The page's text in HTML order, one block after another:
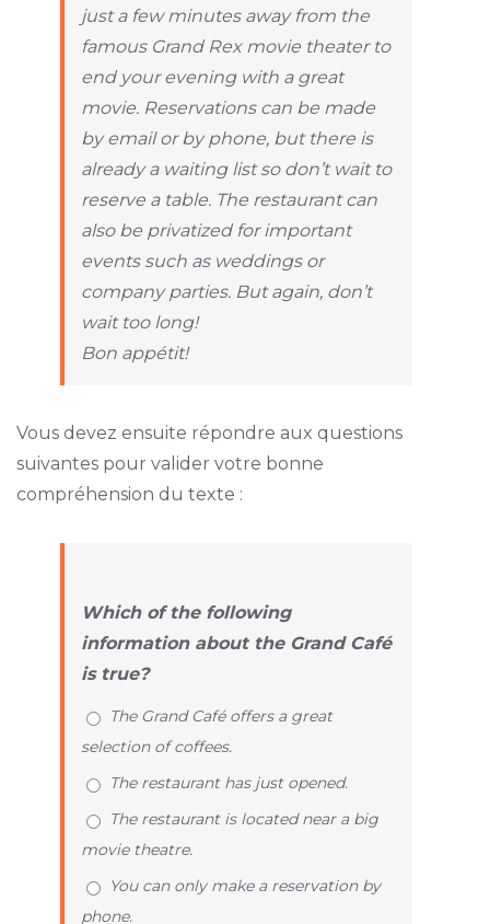
just a few minutes away from the
famous Grand Rex movie theater to
end your evening with a great
movie. Reservations can be made
by email or by phone, but there is
already a waiting list so don’t wait to
reserve a table. The restaurant can
also be privatized for important
events such as weddings or
company parties. But again, don’t
wait too long!
Bon appétit!
Vous devez ensuite répondre aux questions
suivantes pour valider votre bonne
compréhension du texte :
Which of the following
information about the Grand Café
is true?
The Grand Café offers a great
selection of coffees.
The restaurant has just opened.
The restaurant is located near a big
movie theatre.
You can only make a reservation by
phone.